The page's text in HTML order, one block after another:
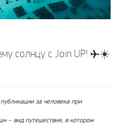
солнцу с Join UP! ✈️☀️
за человека при
– вид путешествия, в котором